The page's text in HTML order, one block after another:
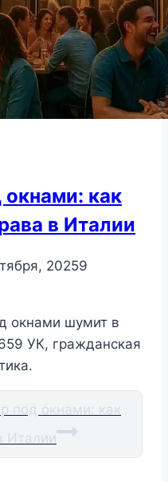
как
в Италии
20259
окнами шумит в
УК, гражданская
под окнами: как
Италии